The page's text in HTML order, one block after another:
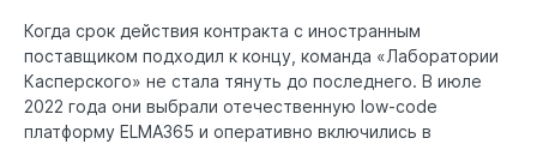
Когда срок действия контракта с иностранным
поставщиком подходил к концу, команда «Лаборатории
Касперского» не стала тянуть до последнего. В июле
2022 года они выбрали отечественную low-code
платформу ELMA365 и оперативно включились в